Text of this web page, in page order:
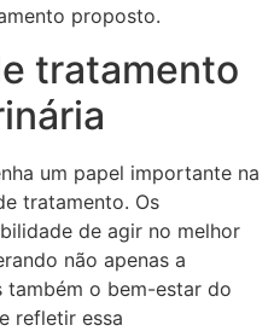
proposto.
tratamento
um papel importante na
tratamento. Os
de agir no melhor
não apenas a
o bem-estar do
refletir essa